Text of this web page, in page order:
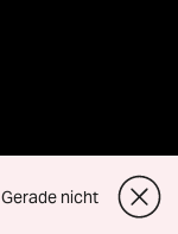
Gerade nicht